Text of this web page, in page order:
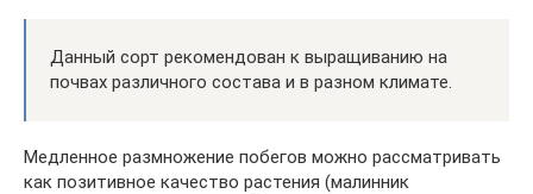
Данный сорт рекомендован к выращиванию на
почвах различного состава и в разном климате.
Медленное размножение побегов можно рассматривать
как позитивное качество растения (малинник